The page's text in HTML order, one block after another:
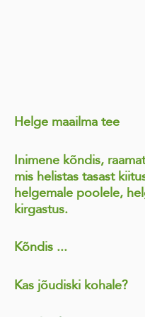
Helge maailma tee
Inimene kõndis,
mis helistas tasast
helgemale poolele,
kirgastus.
Kõndis ...
Kas jõudiski kohale?